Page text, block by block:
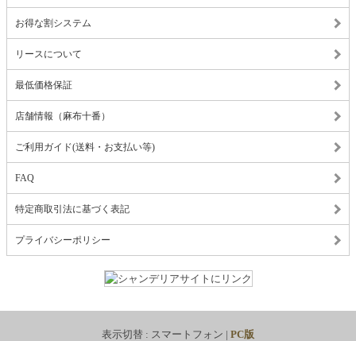
お得な割システム
リースについて
最低価格保証
店舗情報（麻布十番）
ご利用ガイド(送料・お支払い等)
FAQ
特定商取引法に基づく表記
プライバシーポリシー
表示切替 : スマートフォン | PC版